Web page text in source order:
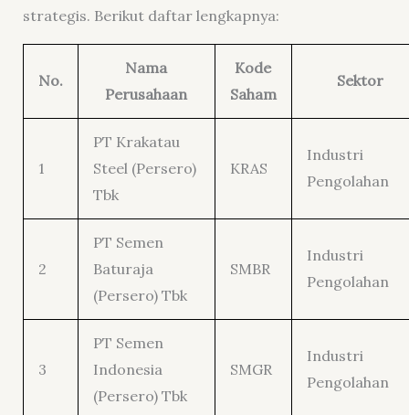
strategis. Berikut daftar lengkapnya:
No.
Nama
Perusahaan
Kode
Saham
Sektor
1
PT Krakatau
Steel (Persero)
Tbk
KRAS
Industri
Pengolahan
2
PT Semen
Baturaja
(Persero) Tbk
SMBR
Industri
Pengolahan
3
PT Semen
Indonesia
(Persero) Tbk
SMGR
Industri
Pengolahan